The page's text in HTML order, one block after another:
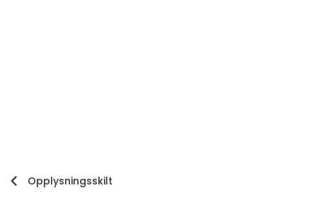
Opplysningsskilt